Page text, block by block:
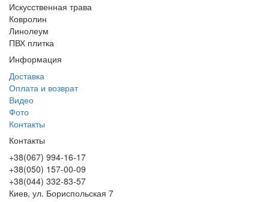
Искусственная трава
Ковролин
Линолеум
ПВХ плитка
Информация
Доставка
Оплата и возврат
Видео
Фото
Контакты
Контакты
+38(067) 994-16-17
+38(050) 157-00-09
+38(044) 332-83-57
Киев, ул. Бориспольская 7